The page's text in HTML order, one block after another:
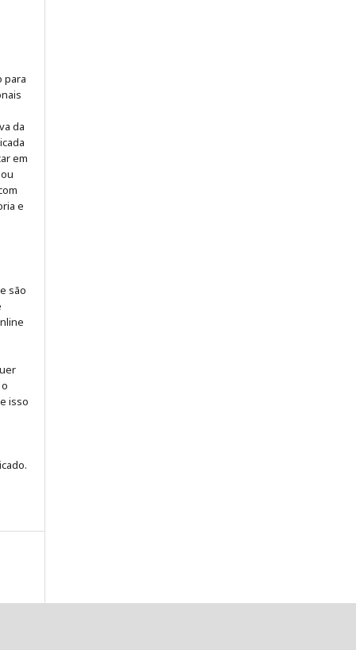
para
da
em
e
são
isso